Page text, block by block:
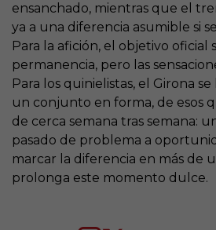
ensanchado, mientras que el
ya a una diferencia asumible si
Para la afición, el objetivo oficial
permanencia, pero las
Para los quinielistas, el Girona
un conjunto en forma, de esos
de cerca semana tras semana:
pasado de problema a
marcar la diferencia en más de
prolonga este momento dulce.